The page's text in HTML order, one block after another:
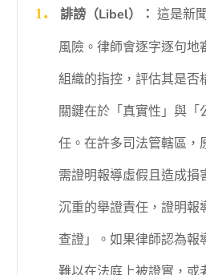
誹謗（Libel）： 這是新
風險。律師會逐字逐句地
組織的指控，評估其是否
關鍵在於「真實性」與「
任。在許多司法管轄區，
需證明報導虛假且造成損
沉重的舉證責任，證明報
查證」。如果律師認為報